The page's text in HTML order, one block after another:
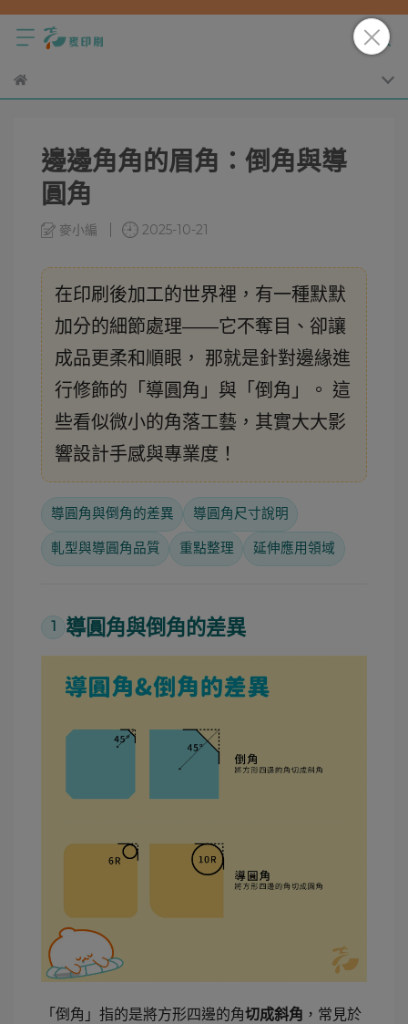
邊邊角角的眉角：倒角與導
圓角
麥小編 2025-10-21
在印刷後加工的世界裡，有一種默默
加分的細節處理——它不奪目、卻讓
成品更柔和順眼， 那就是針對邊緣進
行修飾的「 導圓角 」與「 倒角 」。 這
些看似微小的角落工藝，其實大大影
響設計手感與專業度！
導圓角與倒角的差異 導圓角尺寸說明
軋型與導圓角品質 重點整理 延伸應用領域
1 導圓角與倒角的差異
「倒角」指的是將方形四邊的角切成斜角 ，常見於